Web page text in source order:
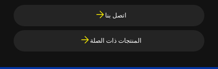
اتصل بنا
المنتجات ذات الصلة